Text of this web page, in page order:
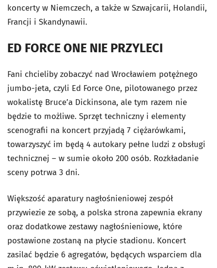
koncerty w Niemczech, a także w Szwajcarii, Holandii,
Francji i Skandynawii.
ED FORCE ONE NIE PRZYLECI
Fani chcieliby zobaczyć nad Wrocławiem potężnego
jumbo-jeta, czyli Ed Force One, pilotowanego przez
wokalistę Bruce’a Dickinsona, ale tym razem nie
będzie to możliwe. Sprzęt techniczny i elementy
scenografii na koncert przyjadą 7 ciężarówkami,
towarzyszyć im będą 4 autokary pełne ludzi z obsługi
technicznej – w sumie około 200 osób. Rozkładanie
sceny potrwa 3 dni.
Większość aparatury nagłośnieniowej zespół
przywiezie ze sobą, a polska strona zapewnia ekrany
oraz dodatkowe zestawy nagłośnieniowe, które
postawione zostaną na płycie stadionu. Koncert
zasilać będzie 6 agregatów, będących wsparciem dla